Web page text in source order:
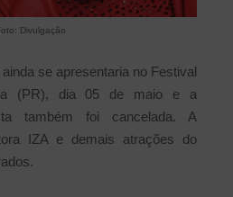
Divulgação
se apresentaria no Festival
(PR), dia 05 de maio e a
também foi cancelada. A
IZA e demais atrações do